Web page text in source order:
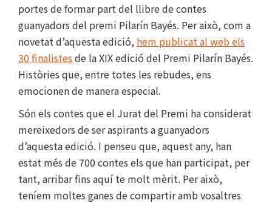
portes de formar part del llibre de contes
guanyadors del premi Pilarín Bayés. Per això, com a
novetat d’aquesta edició, hem publicat al web els
30 finalistes de la XIX edició del Premi Pilarín Bayés.
Històries que, entre totes les rebudes, ens
emocionen de manera especial.
Són els contes que el Jurat del Premi ha considerat
mereixedors de ser aspirants a guanyadors
d’aquesta edició. I penseu que, aquest any, han
estat més de 700 contes els que han participat, per
tant, arribar fins aquí te molt mèrit. Per això,
teníem moltes ganes de compartir amb vosaltres